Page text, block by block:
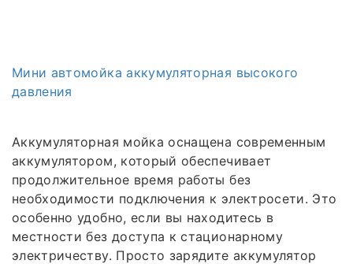
Мини автомойка аккумуляторная высокого
давления
Аккумуляторная мойка оснащена современным
аккумулятором, который обеспечивает
продолжительное время работы без
необходимости подключения к электросети. Это
особенно удобно, если вы находитесь в
местности без доступа к стационарному
электричеству. Просто зарядите аккумулятор